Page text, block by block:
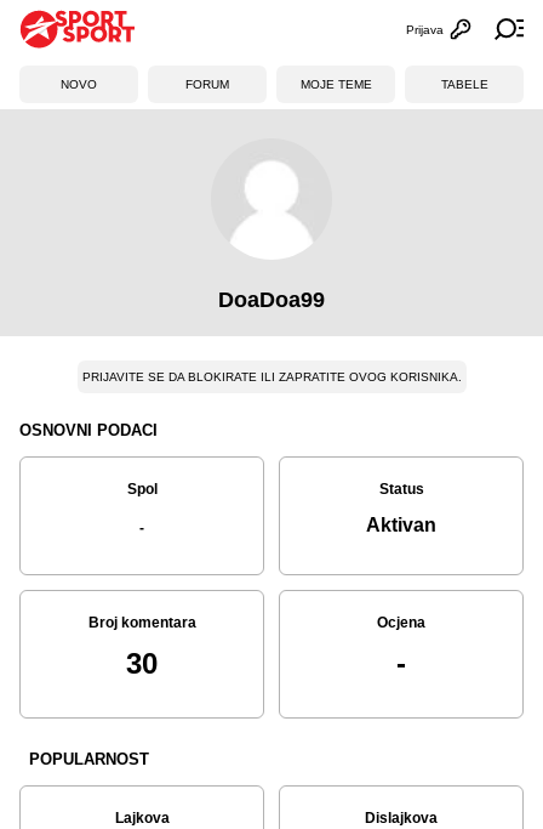
Otvori
Prijava
NOVO FORUM MOJE TEME TABELE
DoaDoa99
PRIJAVITE SE DA BLOKIRATE ILI ZAPRATITE OVOG KORISNIKA.
OSNOVNI PODACI
Spol
-
Status
Aktivan
Broj komentara
30
Ocjena
-
POPULARNOST
Lajkova Dislajkova